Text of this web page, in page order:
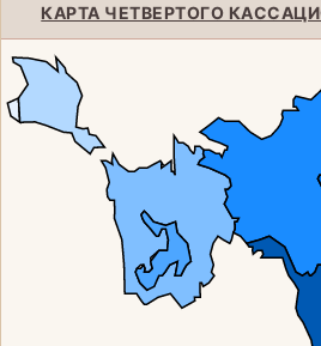
КАРТА ЧЕТВЕРТОГО